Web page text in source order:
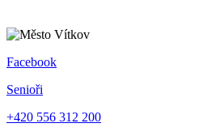
Facebook
Senioři
+420 556 312 200